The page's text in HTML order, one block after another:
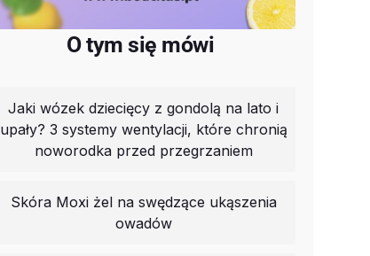
O tym się mówi
Jaki wózek dziecięcy z gondolą na lato i
upały? 3 systemy wentylacji, które chronią
noworodka przed przegrzaniem
Skóra Moxi żel na swędzące ukąszenia
owadów